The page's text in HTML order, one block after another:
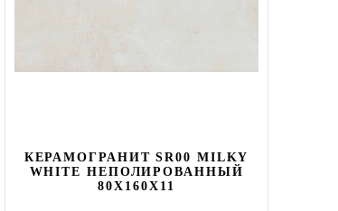
КЕРАМОГРАНИТ SR00 MILKY
WHITE НЕПОЛИРОВАННЫЙ
80X160Х11